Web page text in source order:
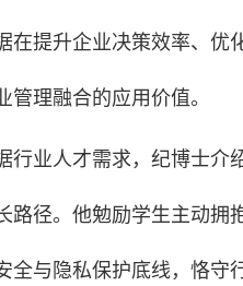
在提升企业决策效率、优
管理融合的应用价值。
行业人才需求，纪博士介
路径。他勉励学生主动拥
全与隐私保护底线，恪守